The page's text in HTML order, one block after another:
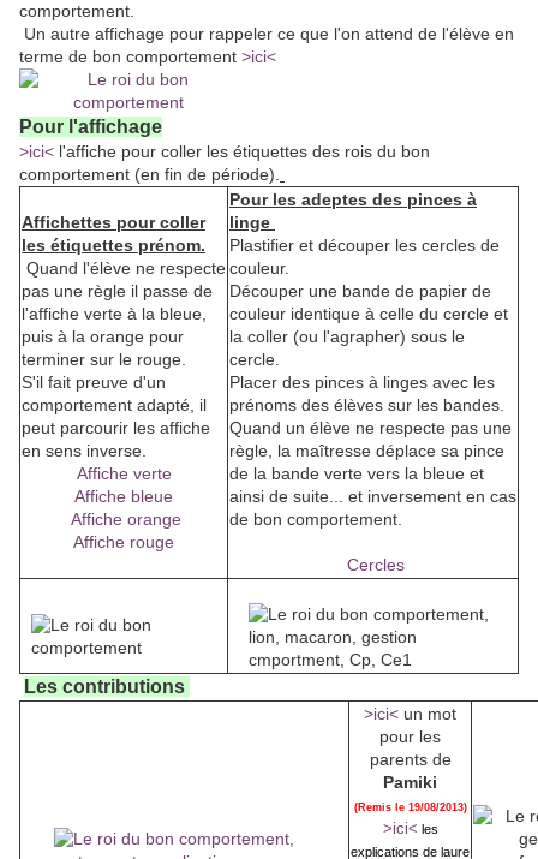
comportement.
Un autre affichage pour rappeler ce que l'on attend de l'élève en
terme de bon comportement >ici<
Pour l'affichage
>ici< l'affiche pour coller les étiquettes des rois du bon
comportement (en fin de période).
Affichettes pour coller
les étiquettes prénom.
Quand l'élève ne respecte
pas une règle il passe de
l'affiche verte à la bleue,
puis à la orange pour
terminer sur le rouge.
S'il fait preuve d'un
comportement adapté, il
peut parcourir les affiche
en sens inverse.
Affiche verte
Affiche bleue
Affiche orange
Affiche rouge
Pour les adeptes des pinces à
linge
Plastifier et découper les cercles de
couleur.
Découper une bande de papier de
couleur identique à celle du cercle et
la coller (ou l'agrapher) sous le
cercle.
Placer des pinces à linges avec les
prénoms des élèves sur les bandes.
Quand un élève ne respecte pas une
règle, la maîtresse déplace sa pince
de la bande verte vers la bleue et
ainsi de suite... et inversement en cas
de bon comportement.
Cercles
Les contributions
>ici< un mot
pour les
parents de
Pamiki
(Remis le 19/08/2013)
>ici< les
explications de laure